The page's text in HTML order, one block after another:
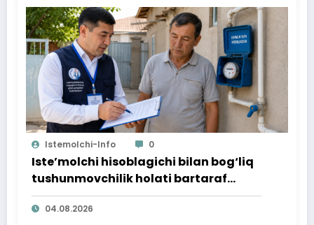
Istemolchi-Info 0
Iste’molchi hisoblagichi bilan bog‘liq
tushunmovchilik holati bartaraf
qilindi
04.08.2026